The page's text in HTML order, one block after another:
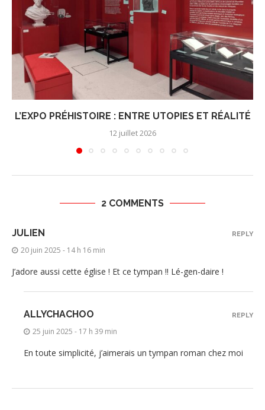
L’EXPO PRÉHISTOIRE : ENTRE UTOPIES ET RÉALITÉ
12 juillet 2026
2 COMMENTS
JULIEN
20 juin 2025 - 14 h 16 min
J’adore aussi cette église ! Et ce tympan !! Lé-gen-daire !
REPLY
ALLYCHACHOO
25 juin 2025 - 17 h 39 min
En toute simplicité, j’aimerais un tympan roman chez moi
REPLY